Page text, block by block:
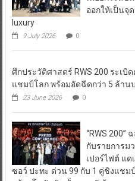
ออกให้เป็นจุ
luxury
9 July 2026 0
ศึกประวัติศาสตร์ RWS 200 ระเบิ
แชมป์โลก พร้อมอัดฉีดกว่า 5 ล้าน
23 June 2026 0
“RWS 200”
กับรายการม
เปอร์ไฟต์ แด
ซอว์ ปะทะ ด่วน 99 กับ 1 คู่ชิงแชม